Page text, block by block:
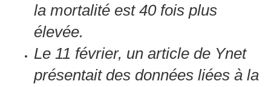
la mortalité est 40 fois plus
élevée.
Le 11 février, un article de Ynet
présentait des données liées à la